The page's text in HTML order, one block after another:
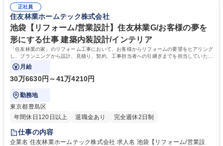
の思いを汲み取り、その解決策をプランに反映させられるため、お客様の
満足に繋がります。 募集職種 成田【リフォーム/営業設計】住友林業G/お
客様の夢を形にする仕事
【キャリアパス】研修制度が整っている為、営業未経験で入社した社員
も、今では当社のコアメンバーとして成長しています。実績を積み重ねれ
ば、主任→係長から、ゆくゆくは管理職へとステップアップも可能です。
学歴・資格 学歴：大学院 大学 高専 短大 専修学校 高校 語学力： 資格：
正社員
住友林業ホームテック株式会社
池袋【リフォーム/営業設計】住友林業G/お客様の夢を
形にする仕事 建築内装設計/インテリア
「住友林業の家」のリフォーム工事において、お客様からリフォームの要望をヒアリング
し、プランニングから設計、見積り、契約、工事担当者への引継ぎまでを担当していただ
きます。
月給
30万6630円～41万4210円
勤務地
東京都豊島区
年間休日120日以上
退職金あり 完全週休2日制
仕事の内容
企業名 住友林業ホームテック株式会社 求人名 池袋【リフォーム/営業設